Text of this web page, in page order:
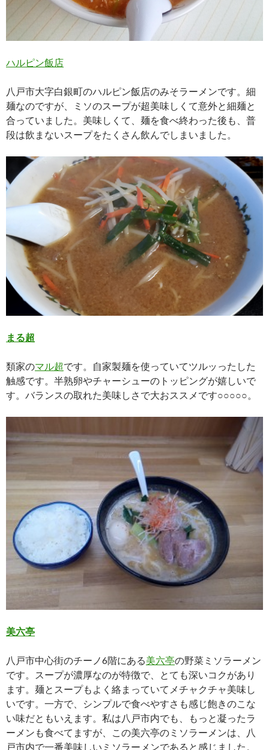
ハルピン飯店
八戸市大字白銀町のハルピン飯店のみそラーメンです。細
麺なのですが、ミソのスープが超美味しくて意外と細麺と
合っていました。美味しくて、麺を食べ終わった後も、普
段は飲まないスープをたくさん飲んでしまいました。
まる超
類家のマル超です。自家製麺を使っていてツルッったした
触感です。半熟卵やチャーシューのトッピングが嬉しいで
す。バランスの取れた美味しさで大おススメです○○○○○。
美六亭
八戸市中心街のチーノ6階にある美六亭の野菜ミソラーメン
です。スープが濃厚なのが特徴で、とても深いコクがあり
ます。麺とスープもよく絡まっていてメチャクチャ美味し
いです。一方で、シンプルで食べやすさも感じ飽きのこな
い味だともいえます。私は八戸市内でも、もっと凝ったラ
ーメンも食べてますが、この美六亭のミソラーメンは、八
戸市内で一番美味しいミソラーメンであると感じました。